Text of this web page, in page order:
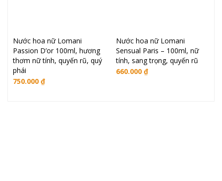
Nước hoa nữ Lomani
Passion D’or 100ml, hương
thơm nữ tính, quyến rũ, quý
phái
750.000 ₫
Nước hoa nữ Lomani
Sensual Paris – 100ml, nữ
tính, sang trọng, quyến rũ
660.000 ₫